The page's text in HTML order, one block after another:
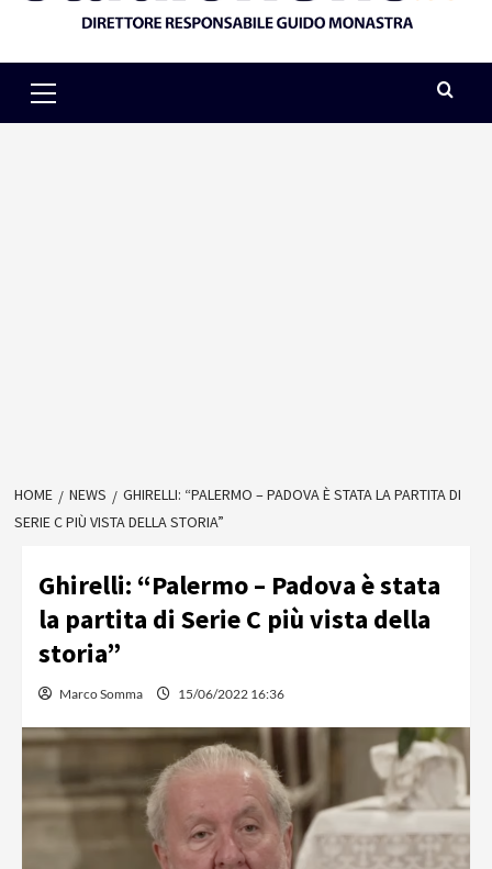
Menu
HOME NEWS
GHIRELLI: “PALERMO – PADOVA È STATA LA PARTITA DI
SERIE C PIÙ VISTA DELLA STORIA”
Ghirelli: “Palermo – Padova è stata
la partita di Serie C più vista della
storia”
Marco Somma 15/06/2022 16:36